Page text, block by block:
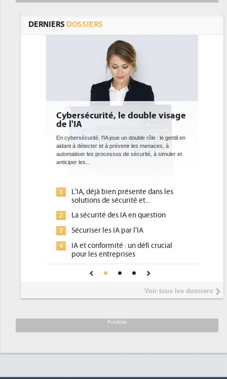
DERNIERS DOSSIERS
Cybersécurité, le double visage
de l'IA
En cybersécurité, l'IA joue un double rôle : le gentil en
aidant à détecter et à prévenir les menaces, à
automatiser les processus de sécurité, à simuler et
anticiper les...
1
L'IA, déjà bien présente dans les
solutions de sécurité et...
2 La sécurité des IA en question
3 Sécuriser les IA par l'IA
4
IA et conformité : un défi crucial
pour les entreprises
Une IA de confiance pour une IA
plus sûre ?
Voir tous les dossiers
Publicité